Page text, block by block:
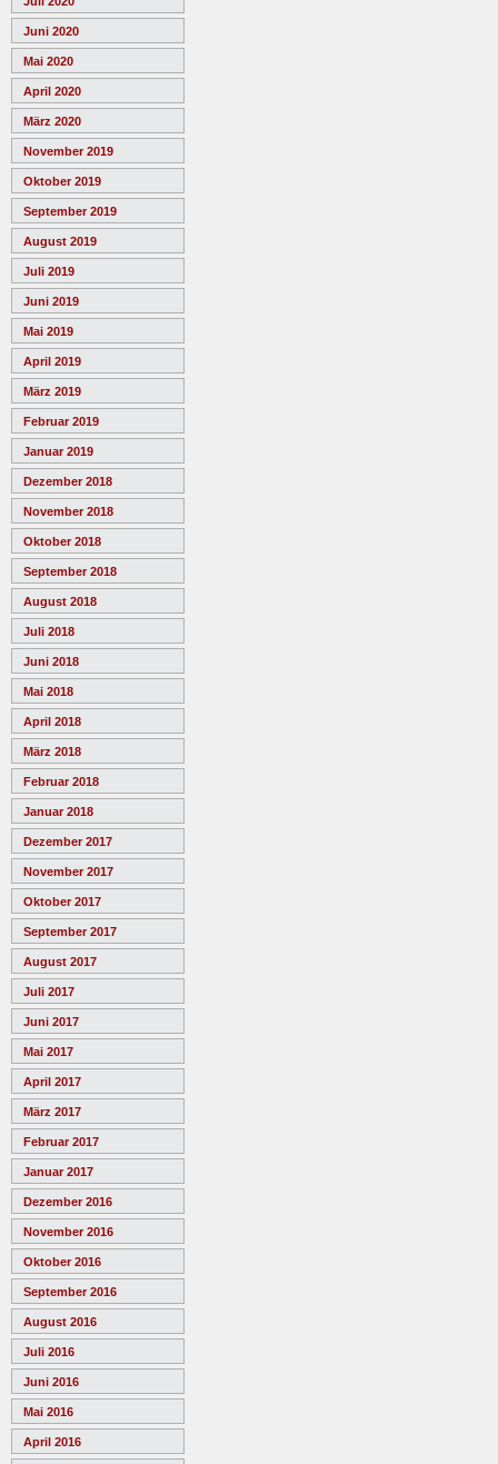
Juni 2020
Mai 2020
April 2020
März 2020
November 2019
Oktober 2019
September 2019
August 2019
Juli 2019
Juni 2019
Mai 2019
April 2019
März 2019
Februar 2019
Januar 2019
Dezember 2018
November 2018
Oktober 2018
September 2018
August 2018
Juli 2018
Juni 2018
Mai 2018
April 2018
März 2018
Februar 2018
Januar 2018
Dezember 2017
November 2017
Oktober 2017
September 2017
August 2017
Juli 2017
Juni 2017
Mai 2017
April 2017
März 2017
Februar 2017
Januar 2017
Dezember 2016
November 2016
Oktober 2016
September 2016
August 2016
Juli 2016
Juni 2016
Mai 2016
April 2016